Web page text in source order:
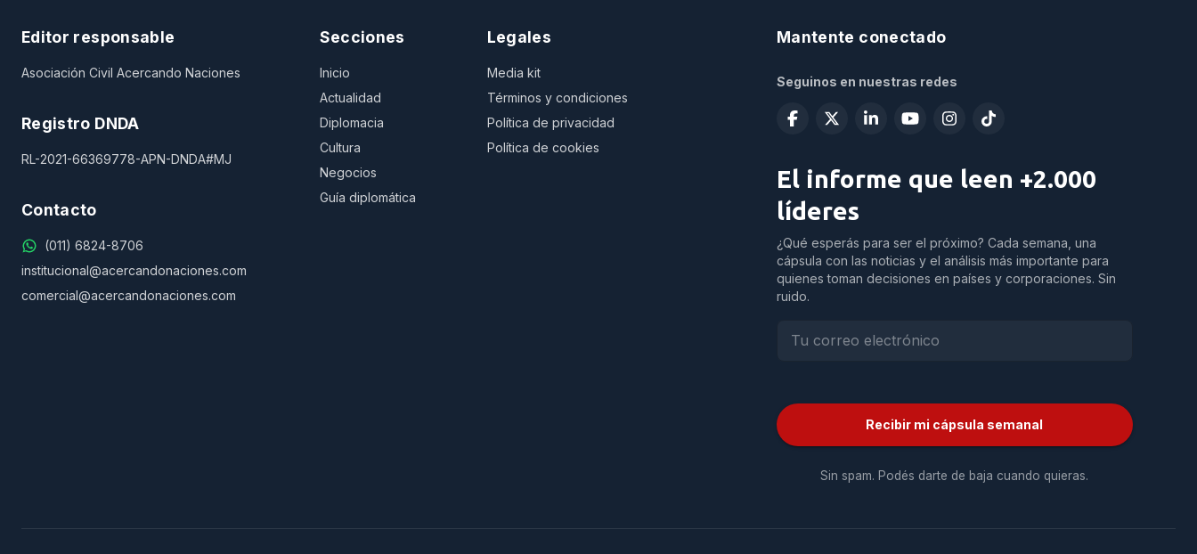
Editor responsable
Asociación Civil Acercando Naciones
Registro DNDA
RL-2021-66369778-APN-DNDA#MJ
Contacto
(011) 6824-8706
institucional@acercandonaciones.com
comercial@acercandonaciones.com
Secciones
Inicio
Actualidad
Diplomacia
Cultura
Negocios
Guía diplomática
Legales
Media kit
Términos y condiciones
Política de privacidad
Política de cookies
Mantente conectado
Seguinos en nuestras redes
El informe que leen +2.000
líderes
¿Qué esperás para ser el próximo? Cada semana, una
cápsula con las noticias y el análisis más importante para
quienes toman decisiones en países y corporaciones. Sin
ruido.
Recibir mi cápsula semanal
Sin spam. Podés darte de baja cuando quieras.